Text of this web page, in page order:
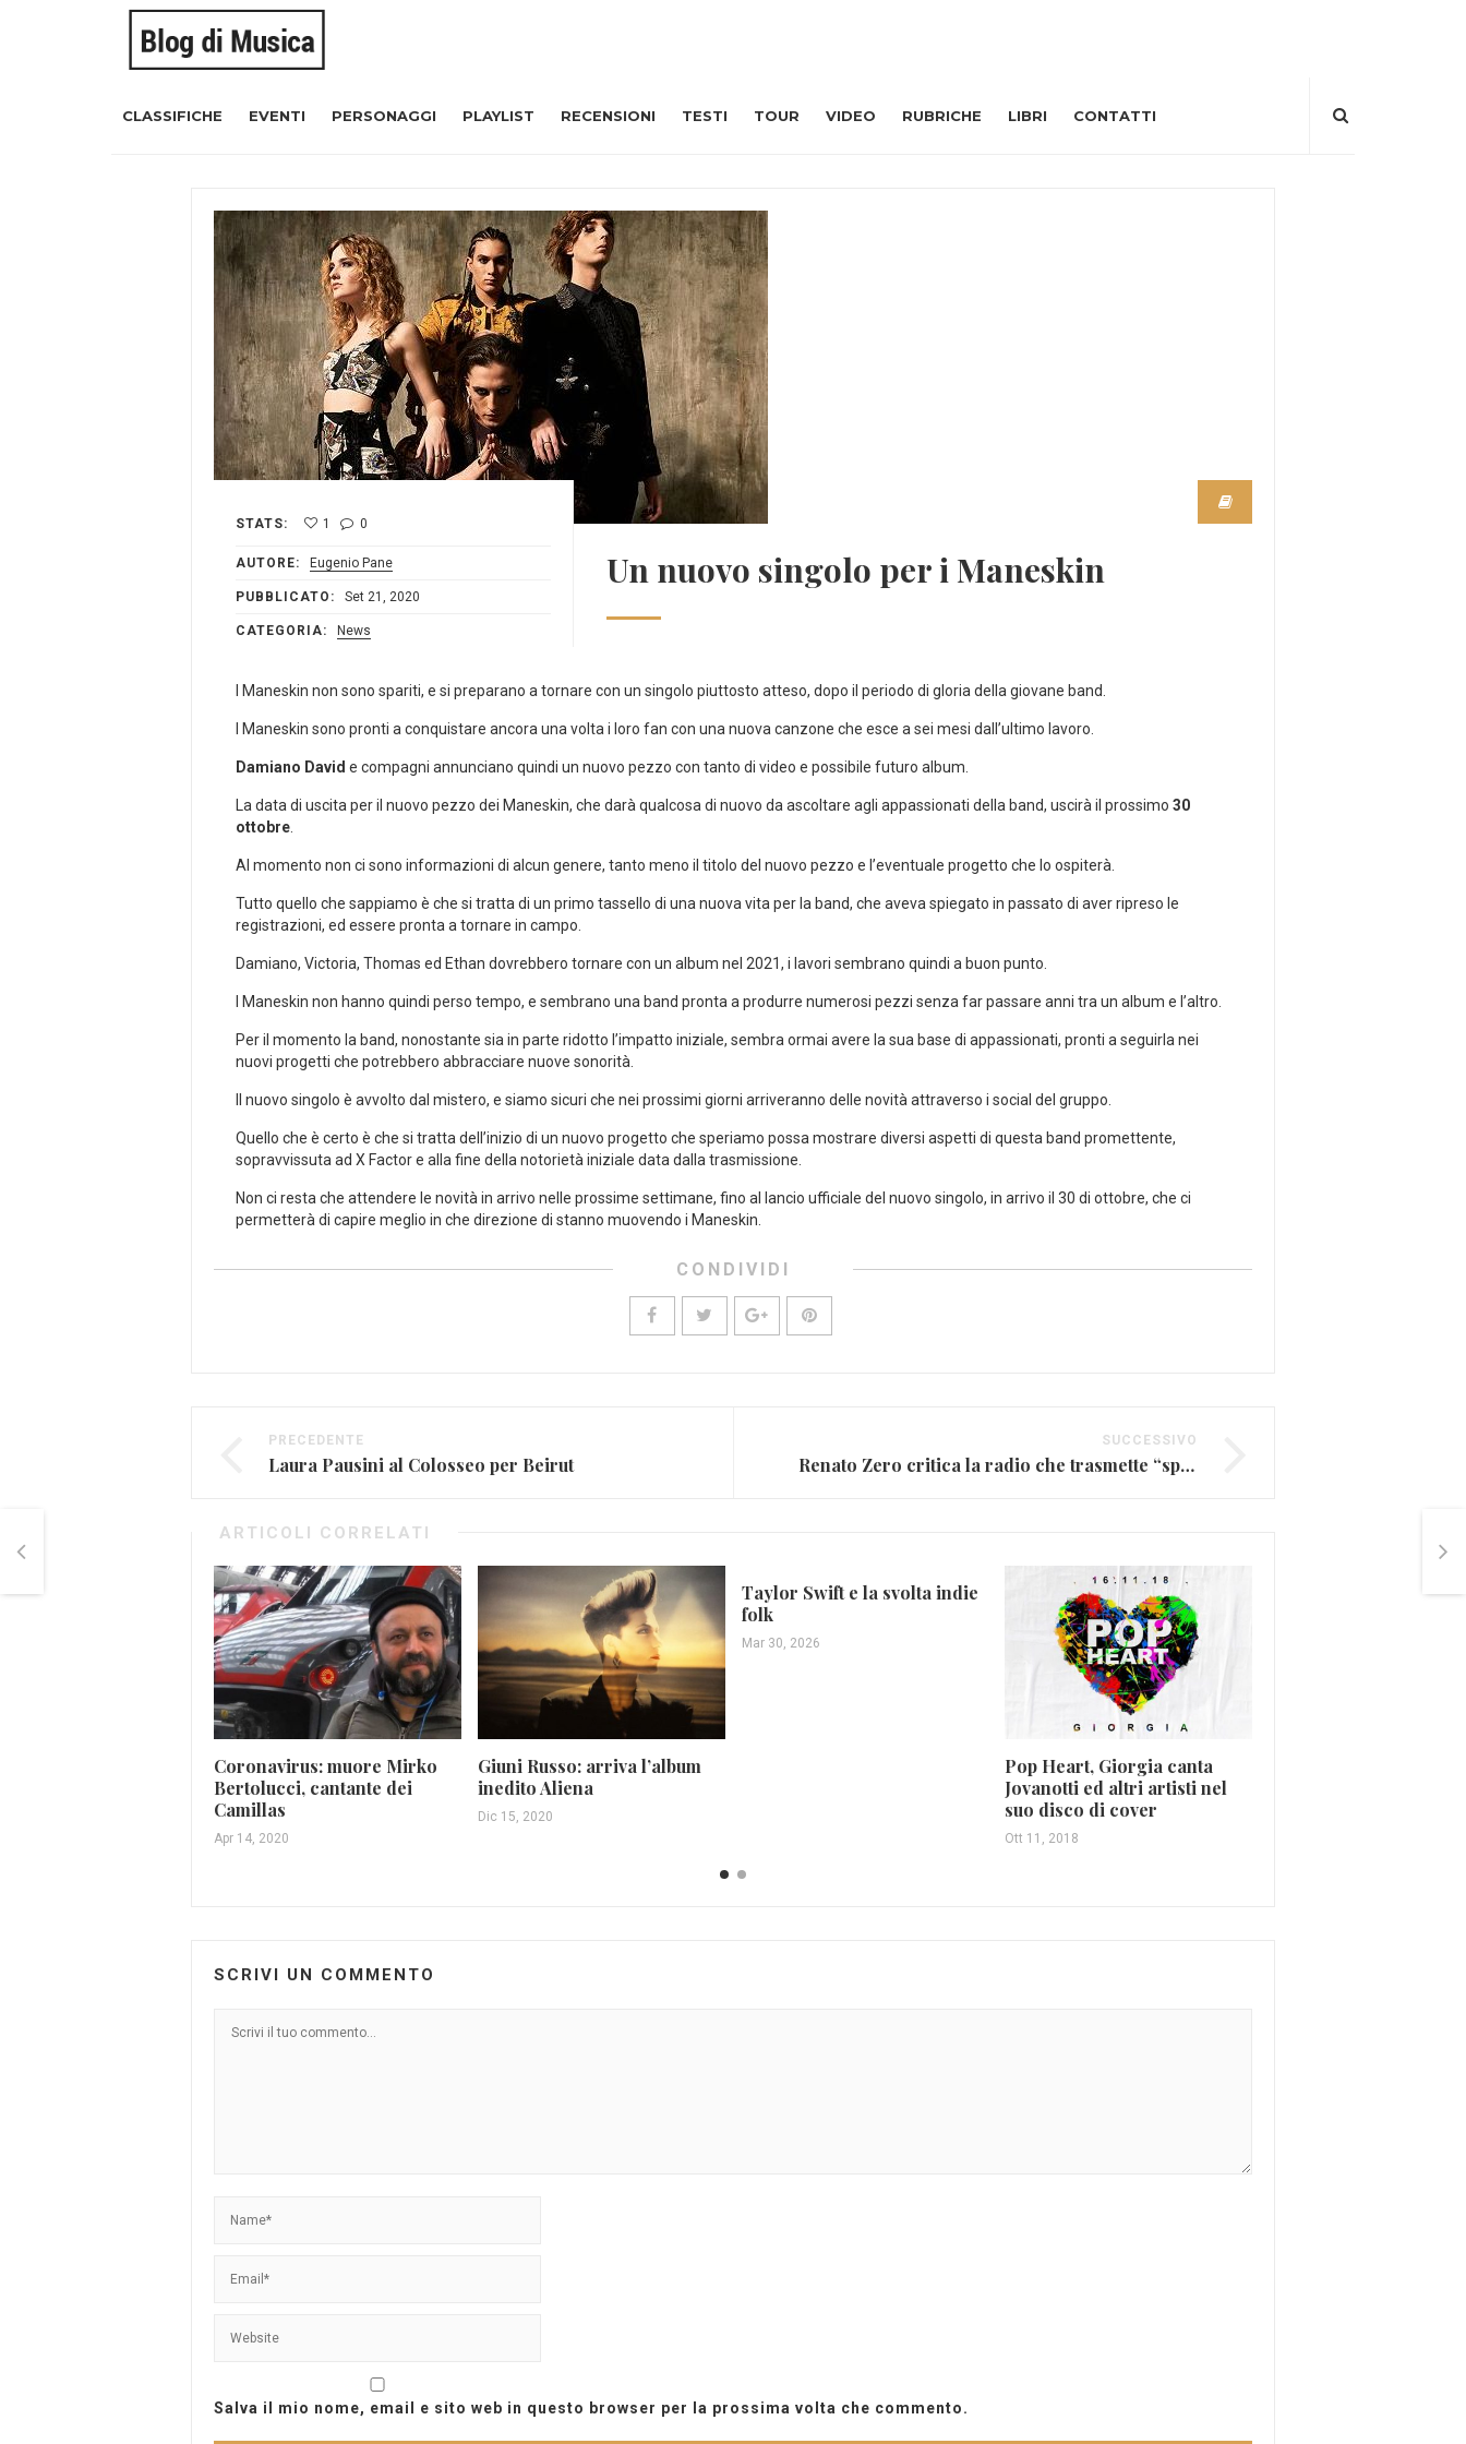
CLASSIFICHE EVENTI PERSONAGGI PLAYLIST RECENSIONI TESTI TOUR VIDEO RUBRICHE LIBRI CONTATTI
STATS: 1 0
AUTORE: Eugenio Pane
PUBBLICATO: Set 21, 2020
CATEGORIA: News
Un nuovo singolo per i Maneskin
I Maneskin non sono spariti, e si preparano a tornare con un singolo piuttosto atteso, dopo il periodo di gloria della giovane band.
I Maneskin sono pronti a conquistare ancora una volta i loro fan con una nuova canzone che esce a sei mesi dall’ultimo lavoro.
Damiano David e compagni annunciano quindi un nuovo pezzo con tanto di video e possibile futuro album.
La data di uscita per il nuovo pezzo dei Maneskin, che darà qualcosa di nuovo da ascoltare agli appassionati della band, uscirà il prossimo 30
ottobre.
Al momento non ci sono informazioni di alcun genere, tanto meno il titolo del nuovo pezzo e l’eventuale progetto che lo ospiterà.
Tutto quello che sappiamo è che si tratta di un primo tassello di una nuova vita per la band, che aveva spiegato in passato di aver ripreso le
registrazioni, ed essere pronta a tornare in campo.
Damiano, Victoria, Thomas ed Ethan dovrebbero tornare con un album nel 2021, i lavori sembrano quindi a buon punto.
I Maneskin non hanno quindi perso tempo, e sembrano una band pronta a produrre numerosi pezzi senza far passare anni tra un album e l’altro.
Per il momento la band, nonostante sia in parte ridotto l’impatto iniziale, sembra ormai avere la sua base di appassionati, pronti a seguirla nei
nuovi progetti che potrebbero abbracciare nuove sonorità.
Il nuovo singolo è avvolto dal mistero, e siamo sicuri che nei prossimi giorni arriveranno delle novità attraverso i social del gruppo.
Quello che è certo è che si tratta dell’inizio di un nuovo progetto che speriamo possa mostrare diversi aspetti di questa band promettente,
sopravvissuta ad X Factor e alla fine della notorietà iniziale data dalla trasmissione.
Non ci resta che attendere le novità in arrivo nelle prossime settimane, fino al lancio ufficiale del nuovo singolo, in arrivo il 30 di ottobre, che ci
permetterà di capire meglio in che direzione di stanno muovendo i Maneskin.
CONDIVIDI
PRECEDENTE
Laura Pausini al Colosseo per Beirut
SUCCESSIVO
Renato Zero critica la radio che trasmette “spazzatura”
ARTICOLI CORRELATI
Coronavirus: muore Mirko
Bertolucci, cantante dei
Camillas
Apr 14, 2020
Giuni Russo: arriva l’album
inedito Aliena
Dic 15, 2020
Taylor Swift e la svolta indie
folk
Mar 30, 2026
Pop Heart, Giorgia canta
Jovanotti ed altri artisti nel
suo disco di cover
Ott 11, 2018
SCRIVI UN COMMENTO
Salva il mio nome, email e sito web in questo browser per la prossima volta che commento.